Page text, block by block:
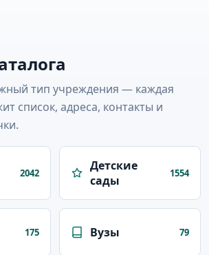
тип учреждения — каждая
список, адреса, контакты и
2042
Детские
сады
1554
175 Вузы 79